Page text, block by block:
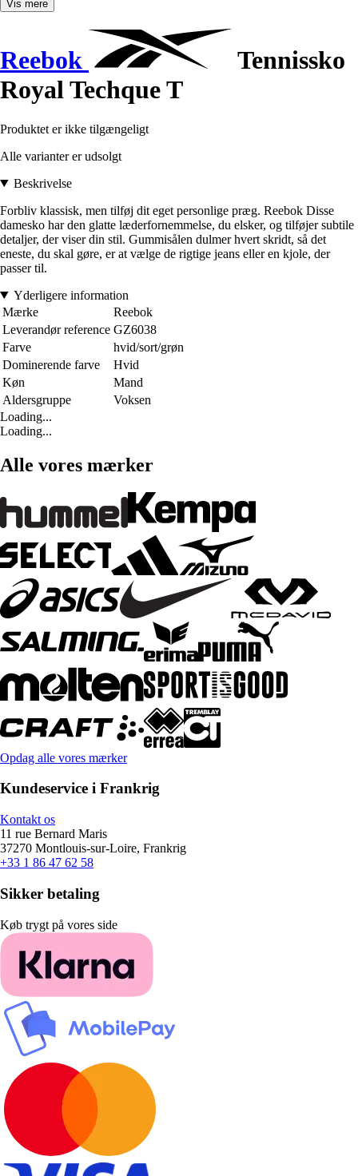
Vis mere
Reebok
Tennissko
Royal Techque T
Produktet er ikke tilgængeligt
Alle varianter er udsolgt
Beskrivelse
Forbliv klassisk, men tilføj dit eget personlige præg. Reebok Disse
damesko har den glatte læderfornemmelse, du elsker, og tilføjer subtile
detaljer, der viser din stil. Gummisålen dulmer hvert skridt, så det
eneste, du skal gøre, er at vælge de rigtige jeans eller en kjole, der
passer til.
Yderligere information
Mærke
Reebok
Leverandør reference GZ6038
Farve
hvid/sort/grøn
Dominerende farve
Hvid
Køn
Mand
Aldersgruppe
Voksen
Loading...
Loading...
Alle vores mærker
Opdag alle vores mærker
Kundeservice i Frankrig
Kontakt os
11 rue Bernard Maris
37270 Montlouis-sur-Loire, Frankrig
+33 1 86 47 62 58
Sikker betaling
Køb trygt på vores side